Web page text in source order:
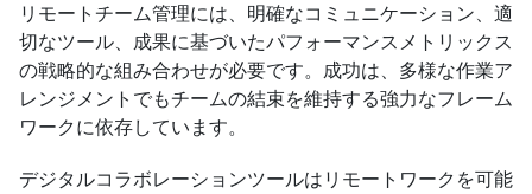
リモートチーム管理には、明確なコミュニケーション、適
切なツール、成果に基づいたパフォーマンスメトリックス
の戦略的な組み合わせが必要です。成功は、多様な作業ア
レンジメントでもチームの結束を維持する強力なフレーム
ワークに依存しています。
デジタルコラボレーションツールはリモートワークを可能